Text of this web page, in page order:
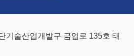
기술산업개발구 금업로 135호 태